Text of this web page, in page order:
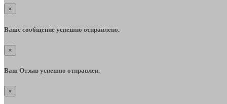
×
Ваше сообщение успешно отправлено.
×
Ваш Отзыв успешно отправлен.
×